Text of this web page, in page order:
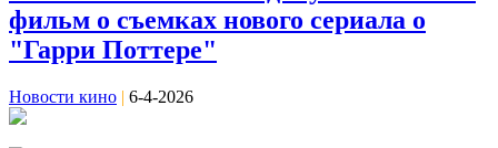
фильм о съемках нового сериала о
"Гарри Поттере"
Новости кино | 6-4-2026